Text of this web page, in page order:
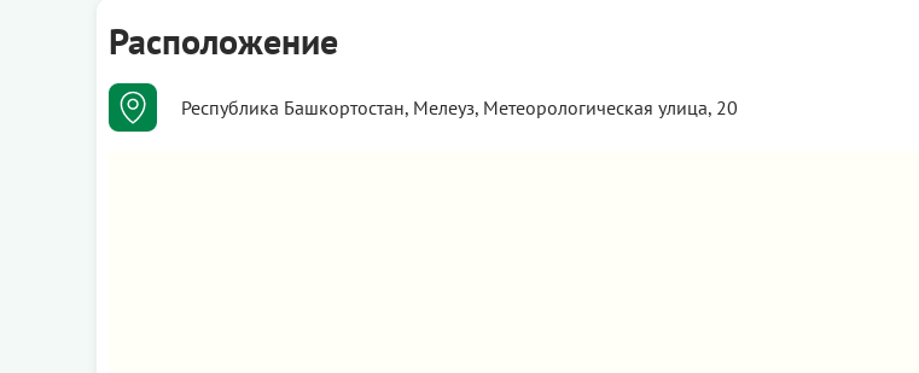
Расположение
Республика Башкортостан, Мелеуз, Метеорологическая улица, 20